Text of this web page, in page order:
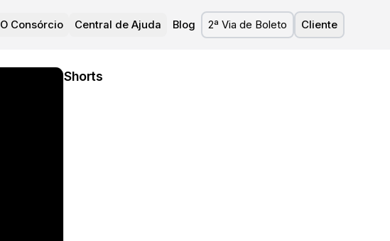
O Consórcio Central de Ajuda Blog 2ª Via de Boleto Cliente
Shorts